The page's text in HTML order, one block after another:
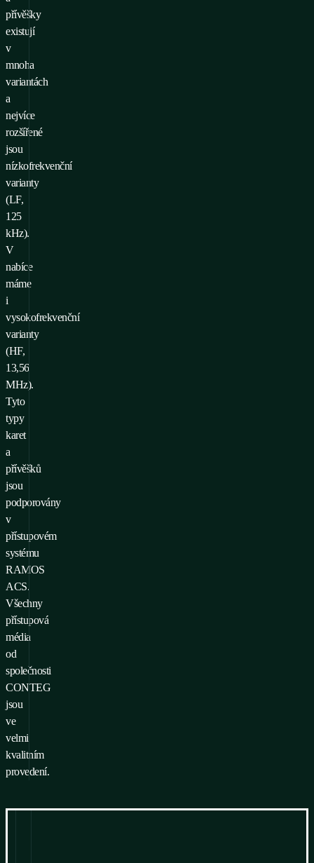
přívěšky
existují
v
mnoha
variantách
a
nejvíce
rozšířené
jsou
nízkofrekvenční
varianty
(LF,
125
kHz).
V
nabíce
máme
i
vysokofrekvenční
varianty
(HF,
13,56
MHz).
Tyto
typy
karet
a
přívěšků
jsou
podporovány
v
přístupovém
systému
RAMOS
ACS.
Všechny
přístupová
média
od
společnosti
CONTEG
jsou
ve
velmi
kvalitním
provedení.